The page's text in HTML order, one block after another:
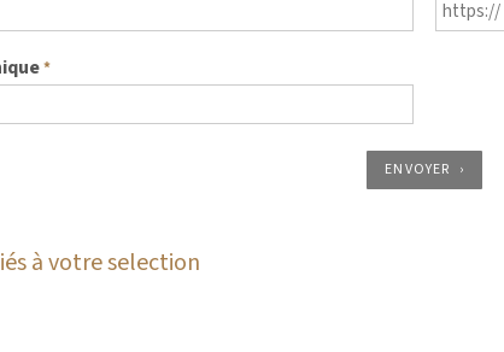
*
ENVOYER
à votre selection